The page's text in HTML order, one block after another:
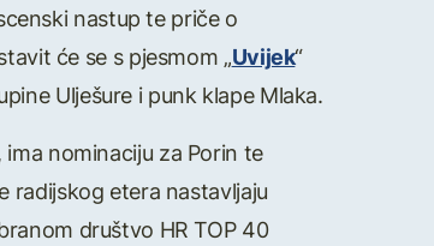
nastup te priče o
će se s pjesmom „Uvijek“
Ulješure i punk klape Mlaka.
nominaciju za Porin te
radijskog etera nastavljaju
društvo HR TOP 40